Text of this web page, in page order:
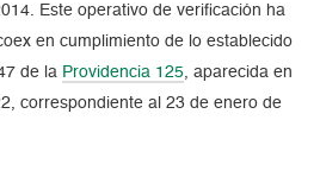
Este operativo de verificación ha
en cumplimiento de lo establecido
de la Providencia 125 , aparecida en
correspondiente al 23 de enero de